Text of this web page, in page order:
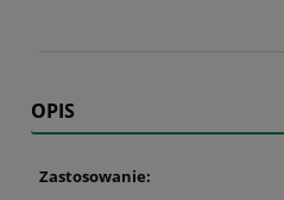
OPIS
Zastosowanie: